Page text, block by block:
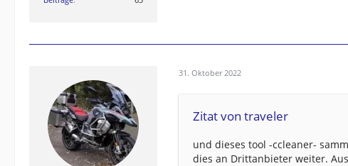
31. Oktober 2022
Zitat von traveler
und dieses tool -ccleaner-
dies an Drittanbieter weiter.